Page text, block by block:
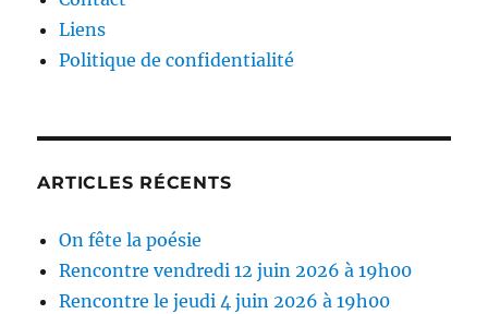
Liens
Politique de confidentialité
ARTICLES RÉCENTS
On fête la poésie
Rencontre vendredi 12 juin 2026 à 19h00
Rencontre le jeudi 4 juin 2026 à 19h00